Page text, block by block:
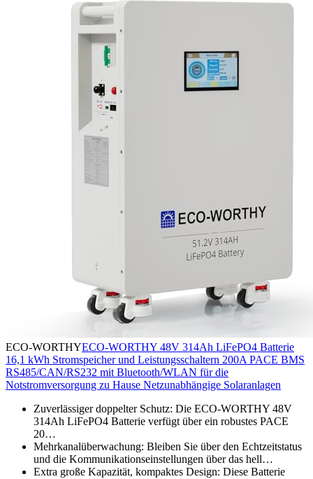
ECO-WORTHYECO-WORTHY 48V 314Ah LiFePO4 Batterie
16,1 kWh Stromspeicher und Leistungsschaltern 200A PACE BMS
RS485/CAN/RS232 mit Bluetooth/WLAN für die
Notstromversorgung zu Hause Netzunabhängige Solaranlagen
Zuverlässiger doppelter Schutz: Die ECO-WORTHY 48V
314Ah LiFePO4 Batterie verfügt über ein robustes PACE
20…
Mehrkanalüberwachung: Bleiben Sie über den Echtzeitstatus
und die Kommunikationseinstellungen über das hell…
Extra große Kapazität, kompaktes Design: Diese Batterie